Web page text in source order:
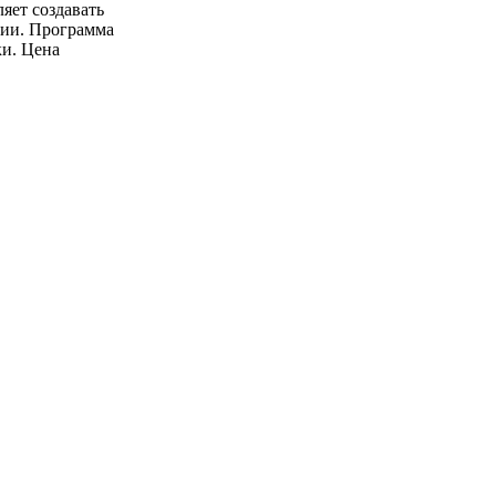
создавать
Программа
Цена